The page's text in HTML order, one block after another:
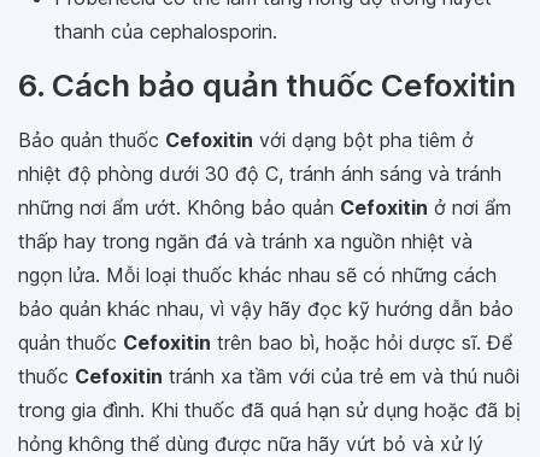
thanh của cephalosporin.
6. Cách bảo quản thuốc Cefoxitin
Bảo quản thuốc Cefoxitin với dạng bột pha tiêm ở
nhiệt độ phòng dưới 30 độ C, tránh ánh sáng và tránh
những nơi ẩm ướt. Không bảo quản Cefoxitin ở nơi ẩm
thấp hay trong ngăn đá và tránh xa nguồn nhiệt và
ngọn lửa. Mỗi loại thuốc khác nhau sẽ có những cách
bảo quản khác nhau, vì vậy hãy đọc kỹ hướng dẫn bảo
quản thuốc Cefoxitin trên bao bì, hoặc hỏi dược sĩ. Để
thuốc Cefoxitin tránh xa tầm với của trẻ em và thú nuôi
trong gia đình. Khi thuốc đã quá hạn sử dụng hoặc đã bị
hỏng không thể dùng được nữa hãy vứt bỏ và xử lý